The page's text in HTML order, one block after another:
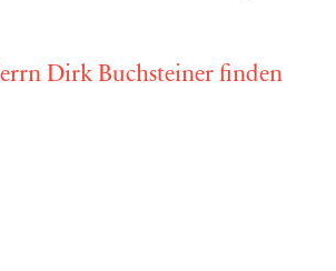
Dirk Buchsteiner finden